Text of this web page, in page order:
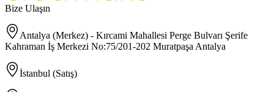
Bize Ulaşın
Antalya (Merkez) - Kırcami Mahallesi Perge Bulvarı Şerife
Kahraman İş Merkezi No:75/201-202 Muratpaşa Antalya
İstanbul (Satış)